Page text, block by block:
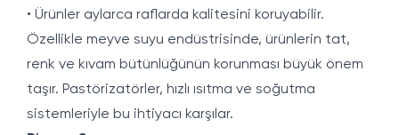
• Ürünler aylarca raflarda kalitesini koruyabilir.
Özellikle meyve suyu endüstrisinde, ürünlerin tat,
renk ve kıvam bütünlüğünün korunması büyük önem
taşır. Pastörizatörler, hızlı ısıtma ve soğutma
sistemleriyle bu ihtiyacı karşılar.